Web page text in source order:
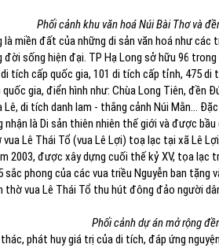
Phối cảnh khu văn hoá Núi Bài Thơ và
là miền đất của những di sản văn hoá như
đời sống hiện đại. TP Hạ Long sở hữu 96
tích cấp quốc gia, 101 di tích cấp tỉnh, 475
quốc gia, điển hình như: Chùa Long Tiên, đền
Lê, di tích danh lam - thắng cảnh Núi Mằn...
nhận là Di sản thiên nhiên thế giới và được
Lê Thái Tổ (vua Lê Lợi) toạ lạc tại xã Lê
2003, được xây dựng cuối thế kỷ XV, tọa lạc
sắc phong của các vua triều Nguyễn ban tặng
thờ vua Lê Thái Tổ thu hút đông đảo người
Phối cảnh dự án mở rộng
phát huy giá trị của di tích, đáp ứng